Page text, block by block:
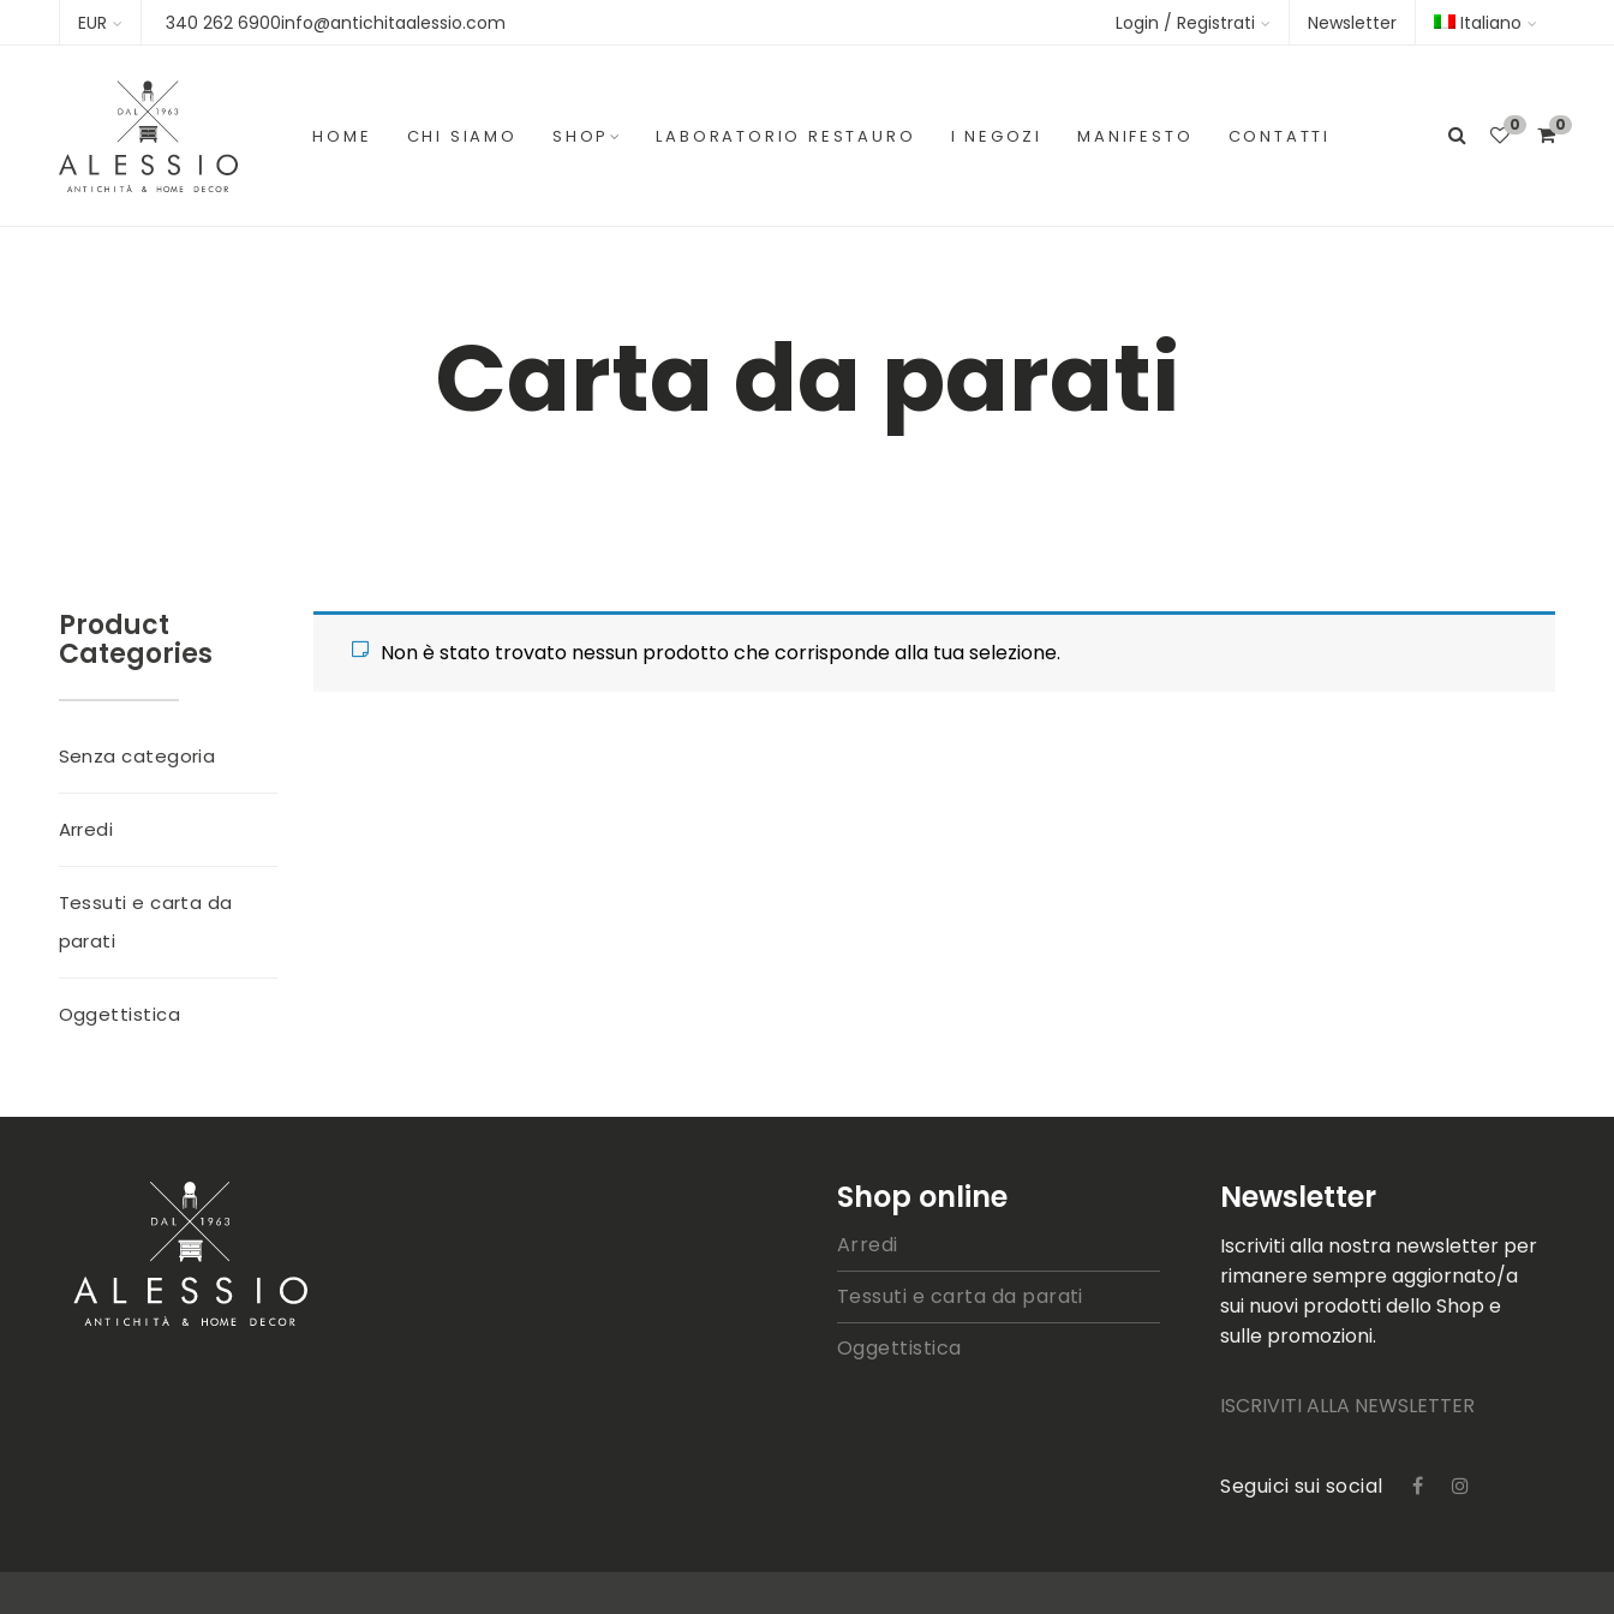
EUR 340 262 6900info@antichitaalessio.com Login / Registrati Newsletter Italiano
HOME CHI SIAMO SHOP LABORATORIO RESTAURO I NEGOZI MANIFESTO CONTATTI
0 0
Carta da parati
Non è stato trovato nessun prodotto che corrisponde alla tua selezione.
Product
Categories
Senza categoria
Arredi
Tessuti e carta da
parati
Oggettistica
Shop online
Arredi
Tessuti e carta da parati
Oggettistica
Newsletter
Iscriviti alla nostra newsletter per
rimanere sempre aggiornato/a
sui nuovi prodotti dello Shop e
sulle promozioni.
ISCRIVITI ALLA NEWSLETTER
Seguici sui social